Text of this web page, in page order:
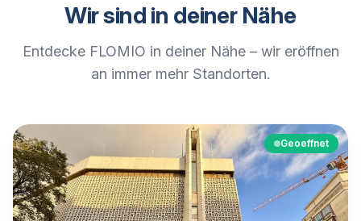
Wir sind in deiner Nähe
Entdecke FLOMIO in deiner Nähe – wir eröffnen
an immer mehr Standorten.
Geoeffnet